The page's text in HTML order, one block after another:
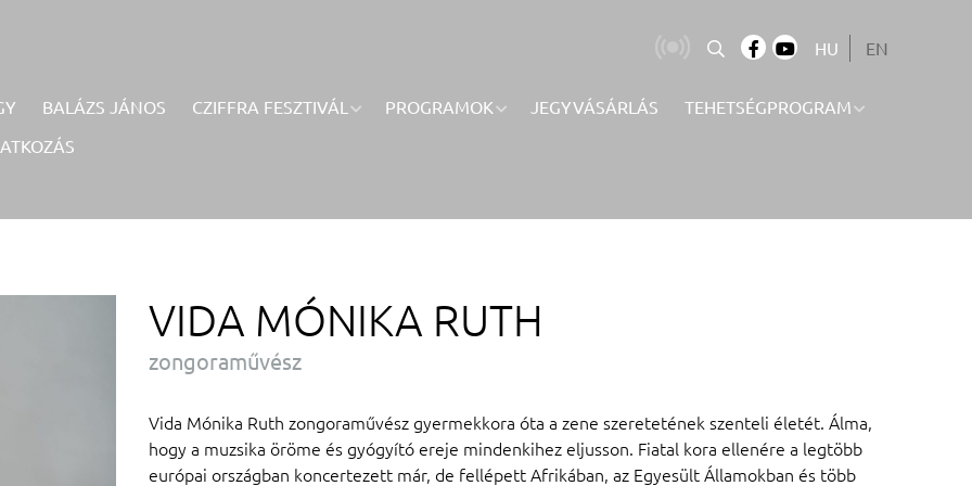
HU EN
BALÁZS JÁNOS CZIFFRA FESZTIVÁL PROGRAMOK JEGYVÁSÁRLÁS
TEHETSÉGPROGRAM
VIDA MÓNIKA RUTH
zongoraművész
Vida Mónika Ruth zongoraművész gyermekkora óta a zene szeretetének szenteli életét. Álma,
hogy a muzsika öröme és gyógyító ereje mindenkihez eljusson. Fiatal kora ellenére a legtöbb
európai országban koncertezett már, de fellépett Afrikában, az Egyesült Államokban és több